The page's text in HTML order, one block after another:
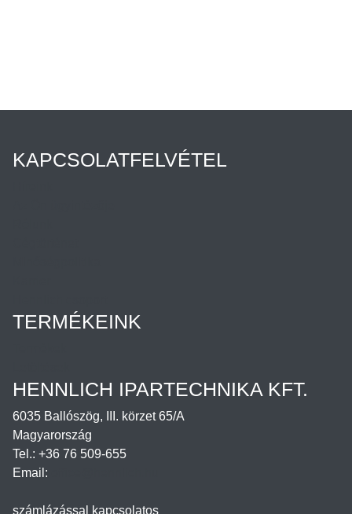
KAPCSOLATFELVÉTEL
TERMÉKEINK
HENNLICH IPARTECHNIKA KFT.
6035 Ballószög, III. körzet 65/A
Magyarország
Tel.: +36 76 509-655
Email:
számlázással kapcsolatos